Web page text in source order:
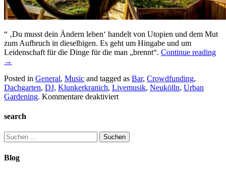
“ ‚Du musst dein Ändern leben‘ handelt von Utopien und dem Mut
zum Aufbruch in dieselbigen. Es geht um Hingabe und um
Leidenschaft für die Dinge für die man „brennt“. Continue reading
→
Posted in General, Music and tagged as Bar, Crowdfunding,
Dachgarten, DJ, Klunkerkranich, Livemusik, Neukölln, Urban
Gardening. Kommentare deaktiviertfür
Ändern
leben!“
search
Suchen
nach:
Blog